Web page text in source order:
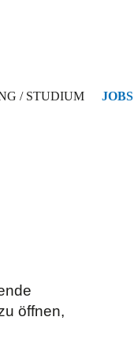
/ STUDIUM JOBS
öffnen,